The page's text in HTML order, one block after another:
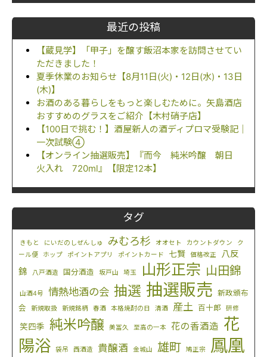
最近の投稿
【蔵見学】「甲子」を醸す飯沼本家を訪問させてい
ただきました！
夏季休業のお知らせ【8月11日(火)・12日(水)・13日
(木)】
お酒のある暮らしをもっと楽しむために。矢島酒店
おすすめのグラスをご紹介【木村硝子店】
【100日で挑む！】酒屋新人の酒ディプロマ受験記｜
一次試験④
【オンライン抽選販売】『而今 純米吟醸 朝日
火入れ 720ml』【限定12本】
タグ
きもと にいだのしぜんしゅ みむろ杉 オオセト カウントダウン
ク
ール便
ホップ ポイントアプリ ポイントカード 七賢 価格改正
八反
錦
八戸酒造 国分酒造 坂戸山 埼玉 山形正宗 山田錦
山酒4号 情熱地酒の会 抽選 抽選販売 新政頒布
会
新規取扱 新規銘柄 春酒 本格焼酎の日 清酒 産土 百十郎 研修
笑四季 純米吟醸 美冨久 至高の一本 花の香酒造 花
陽浴
袋吊 西酒造 貴醸酒 金城山 雄町 鳩正宗
鳳凰